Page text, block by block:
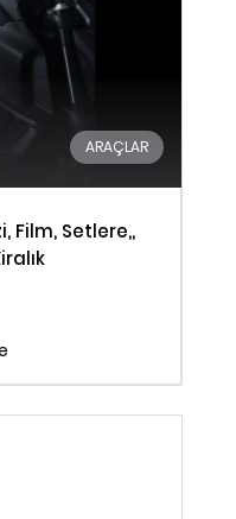
ARAÇLAR
Film, Setlere,,